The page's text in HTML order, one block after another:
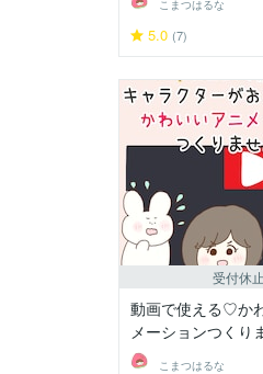
こまつはるな
5.0 (7)
受付休
動画で使える♡か
メーションつくり
こまつはるな